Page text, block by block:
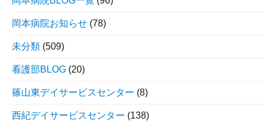
岡本病院お知らせ (78)
未分類 (509)
看護部BLOG (20)
篠山東デイサービスセンター (8)
西紀デイサービスセンター (138)